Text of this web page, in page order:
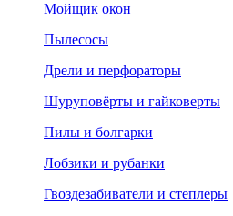
Мойщик окон
Пылесосы
Дрели и перфораторы
Шуруповёрты и гайковерты
Пилы и болгарки
Лобзики и рубанки
Гвоздезабиватели и степлеры